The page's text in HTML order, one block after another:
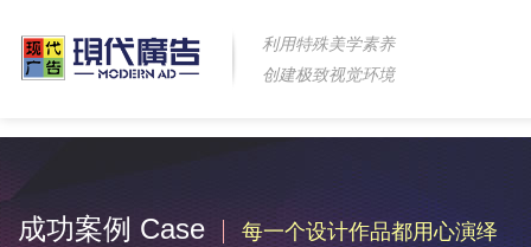
利用特殊美学素养
创建极致视觉环境
成功案例 Case 每一个设计作品都用心演绎